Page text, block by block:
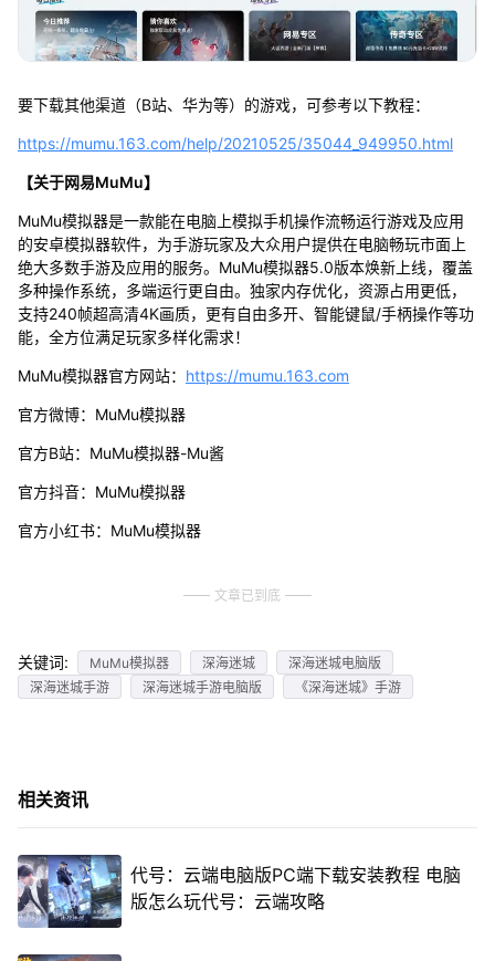
要下载其他渠道（B站、华为等）的游戏，可参考以下教程：
https://mumu.163.com/help/20210525/35044_949950.html
【关于网易MuMu】
MuMu模拟器是一款能在电脑上模拟手机操作流畅运行游戏及应用
的安卓模拟器软件，为手游玩家及大众用户提供在电脑畅玩市面上
绝大多数手游及应用的服务。MuMu模拟器5.0版本焕新上线，覆盖
多种操作系统，多端运行更自由。独家内存优化，资源占用更低，
支持240帧超高清4K画质，更有自由多开、智能键鼠/手柄操作等功
能，全方位满足玩家多样化需求！
MuMu模拟器官方网站： https://mumu.163.com
官方微博：MuMu模拟器
官方B站：MuMu模拟器-Mu酱
官方抖音：MuMu模拟器
官方小红书：MuMu模拟器
文章已到底
关键词: MuMu模拟器 深海迷城
深海迷城电脑版
深海迷城手游
深海迷城手游电脑版 《深海迷城》手游
相关资讯
代号：云端电脑版PC端下载安装教程 电脑
版怎么玩代号：云端攻略